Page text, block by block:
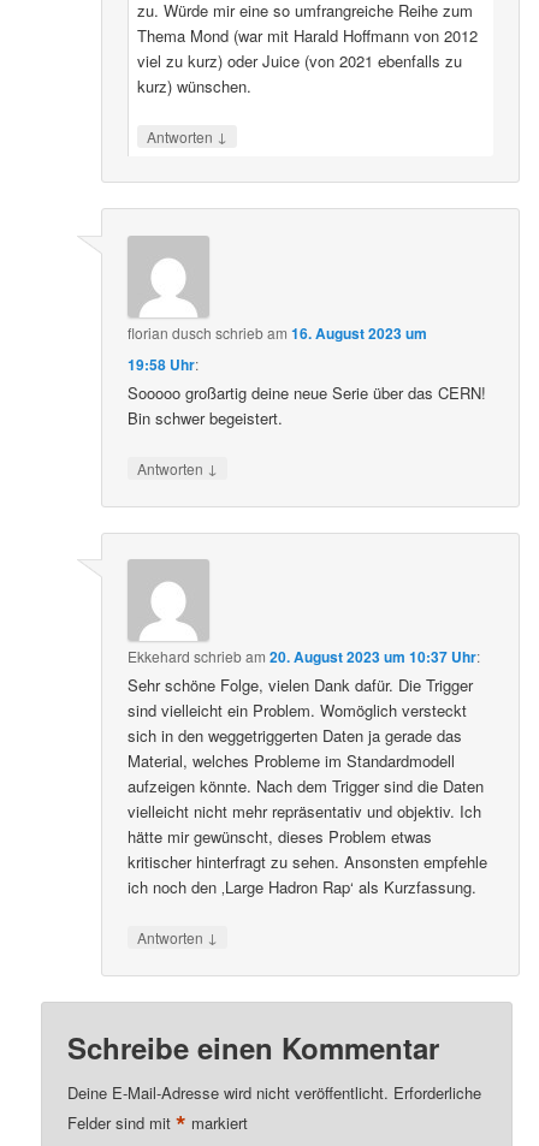
zu. Würde mir eine so umfrangreiche Reihe zum
Thema Mond (war mit Harald Hoffmann von 2012
viel zu kurz) oder Juice (von 2021 ebenfalls zu
kurz) wünschen.
Antworten ↓
florian dusch schriebam16. August 2023 um
19:58 Uhr:
Sooooo großartig deine neue Serie über das CERN!
Bin schwer begeistert.
Antworten ↓
Ekkehard schriebam20. August 2023 um 10:37 Uhr:
Sehr schöne Folge, vielen Dank dafür. Die Trigger
sind vielleicht ein Problem. Womöglich versteckt
sich in den weggetriggerten Daten ja gerade das
Material, welches Probleme im Standardmodell
aufzeigen könnte. Nach dem Trigger sind die Daten
vielleicht nicht mehr repräsentativ und objektiv. Ich
hätte mir gewünscht, dieses Problem etwas
kritischer hinterfragt zu sehen. Ansonsten empfehle
ich noch den ‚Large Hadron Rap‘ als Kurzfassung.
Antworten ↓
Schreibe einen Kommentar
Deine E-Mail-Adresse wird nicht veröffentlicht. Erforderliche
Felder sind mit* markiert